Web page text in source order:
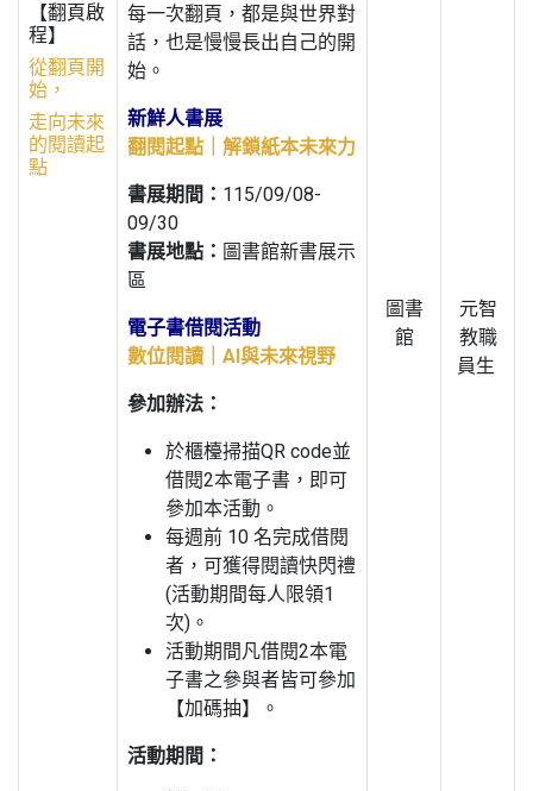
【翻頁啟
程】
從翻頁開
始，
走向未來
的閱讀起
點
每一次翻頁，都是與世界對
話，也是慢慢長出自己的開
始。
新鮮人書展
翻閱起點｜解鎖紙本未來力
書展期間： 115/09/08-
09/30
書展地點： 圖書館新書展示
區
電子書借閱活動
數位閱讀｜AI與未來視野
參加辦法：
於櫃檯掃描QR code並
借閱2本電子書，即可
參加本活動。
每週前 10 名完成借閱
者，可獲得閱讀快閃禮
(活動期間每人限領1
次)。
活動期間凡借閱2本電
子書之參與者皆可參加
【加碼抽】。
活動期間：
圖書
館
元智
教職
員生